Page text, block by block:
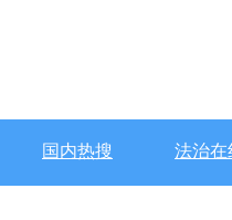
国内热搜 法治在